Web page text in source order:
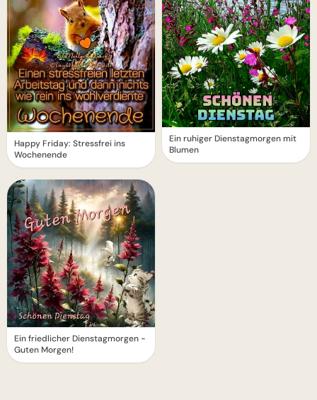
Happy Friday: Stressfrei ins
Wochenende
Ein friedlicher Dienstagmorgen -
Guten Morgen!
Ein ruhiger Dienstagmorgen mit
Blumen